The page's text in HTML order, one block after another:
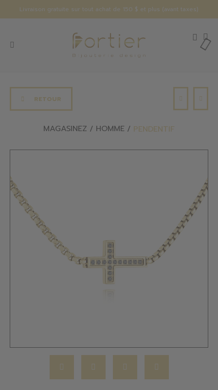
Livraison gratuite sur tout achat de 150 $ et plus (avant taxes)
RETOUR
MAGASINEZ HOMME PENDENTIF